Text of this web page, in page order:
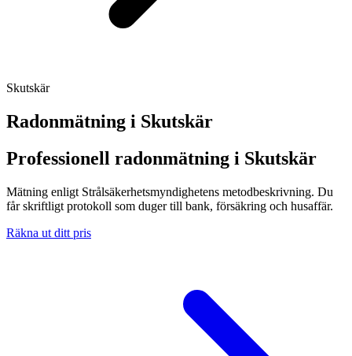
Skutskär
Radonmätning i Skutskär
Professionell radonmätning i Skutskär
Mätning enligt Strålsäkerhetsmyndighetens metodbeskrivning. Du
får skriftligt protokoll som duger till bank, försäkring och husaffär.
Räkna ut ditt pris